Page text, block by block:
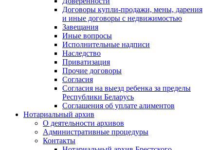
Договоры купли-продажи, мены, дарения
и иные договоры с недвижимостью
Завещания
Иные вопросы
Исполнительные надписи
Наследство
Приватизация
Прочие договоры
Согласия
Согласия на выезд ребенка за пределы
Республики Беларусь
Соглашения об уплате алиментов
Нотариальный архив
О деятельности архивов
Административные процедуры
Контакты